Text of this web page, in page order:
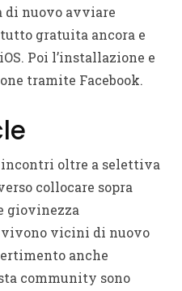
di nuovo avviare
tutto gratuita ancora e
Poi l’installazione e
tramite Facebook.
incontri oltre a selettiva
collocare sopra
giovinezza
vivono vicini di nuovo
anche
community sono